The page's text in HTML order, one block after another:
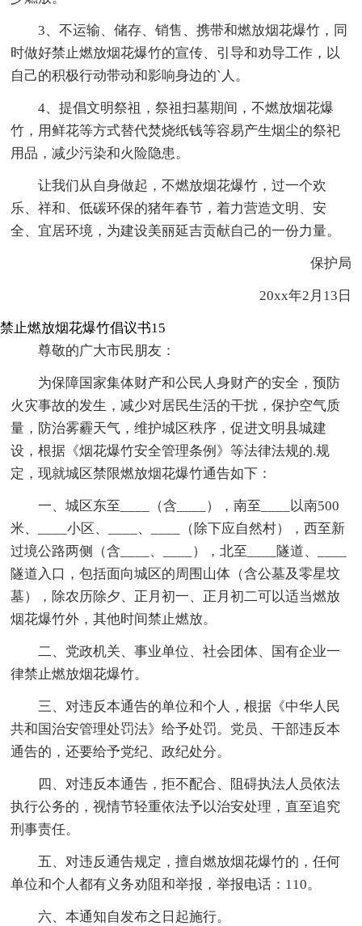
3、不运输、储存、销售、携带和燃放烟花爆竹，同
时做好禁止燃放烟花爆竹的宣传、引导和劝导工作，以
自己的积极行动带动和影响身边的`人。
4、提倡文明祭祖，祭祖扫墓期间，不燃放烟花爆
竹，用鲜花等方式替代焚烧纸钱等容易产生烟尘的祭祀
用品，减少污染和火险隐患。
让我们从自身做起，不燃放烟花爆竹，过一个欢
乐、祥和、低碳环保的猪年春节，着力营造文明、安
全、宜居环境，为建设美丽延吉贡献自己的一份力量。
保护局
20xx年2月13日
禁止燃放烟花爆竹倡议书15
尊敬的广大市民朋友：
为保障国家集体财产和公民人身财产的安全，预防
火灾事故的发生，减少对居民生活的干扰，保护空气质
量，防治雾霾天气，维护城区秩序，促进文明县城建
设，根据《烟花爆竹安全管理条例》等法律法规的.规
定，现就城区禁限燃放烟花爆竹通告如下：
一、城区东至____（含____），南至____以南500
米、____小区、____、____（除下应自然村），西至新
过境公路两侧（含____、____），北至____隧道、____
隧道入口，包括面向城区的周围山体（含公墓及零星坟
墓），除农历除夕、正月初一、正月初二可以适当燃放
烟花爆竹外，其他时间禁止燃放。
二、党政机关、事业单位、社会团体、国有企业一
律禁止燃放烟花爆竹。
三、对违反本通告的单位和个人，根据《中华人民
共和国治安管理处罚法》给予处罚。党员、干部违反本
通告的，还要给予党纪、政纪处分。
四、对违反本通告，拒不配合、阻碍执法人员依法
执行公务的，视情节轻重依法予以治安处理，直至追究
刑事责任。
五、对违反通告规定，擅自燃放烟花爆竹的，任何
单位和个人都有义务劝阻和举报，举报电话：110。
六、本通知自发布之日起施行。